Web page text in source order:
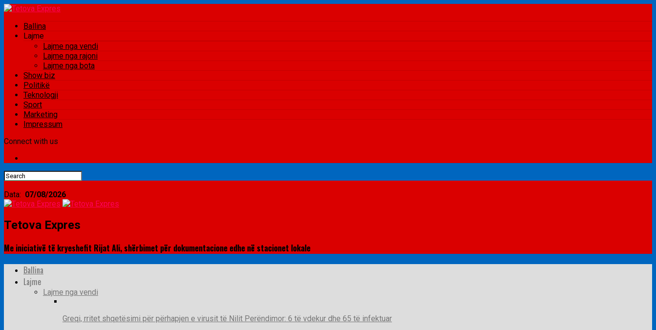
Ballina
Lajme
Lajme nga vendi
Lajme nga rajoni
Lajme nga bota
Show biz
Politikë
Teknologji
Sport
Marketing
Impressum
Connect with us
Data: 07/08/2026
Tetova Expres
Me iniciativë të kryeshefit Rijat Ali, shërbimet për dokumentacione edhe në stacionet lokale
Ballina
Lajme
Lajme nga vendi
Greqi, rritet shqetësimi për përhapjen e virusit të Nilit Perëndimor: 6 të vdekur dhe 65 të infektuar